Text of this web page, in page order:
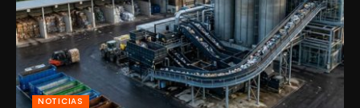
NOTICIAS